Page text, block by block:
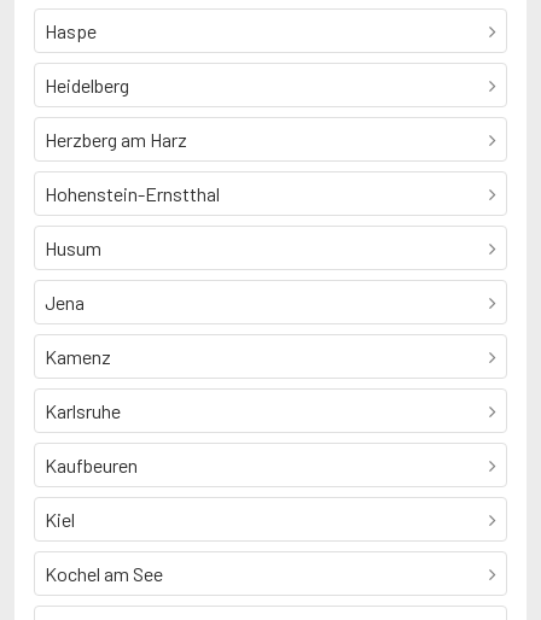
Haspe
Heidelberg
Herzberg am Harz
Hohenstein-Ernstthal
Husum
Jena
Kamenz
Karlsruhe
Kaufbeuren
Kiel
Kochel am See